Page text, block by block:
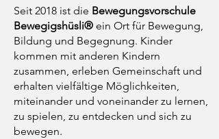
Seit 2018 ist die Bewegungsvorschule
Bewegigshüsli® ein Ort für Bewegung,
Bildung und Begegnung. Kinder
kommen mit anderen Kindern
zusammen, erleben Gemeinschaft und
erhalten vielfältige Möglichkeiten,
miteinander und voneinander zu lernen,
zu spielen, zu entdecken und sich zu
bewegen.